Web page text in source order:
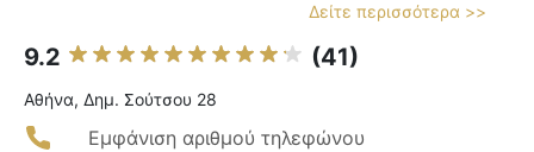
Δείτε περισσότερα >>
9.2 (41)
Αθήνα, Δημ. Σούτσου 28
Εμφάνιση αριθμού τηλεφώνου